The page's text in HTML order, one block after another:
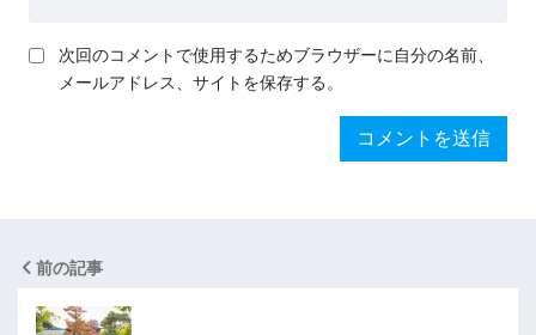
次回のコメントで使用するためブラウザーに自分の名前、
メールアドレス、サイトを保存する。
前の記事